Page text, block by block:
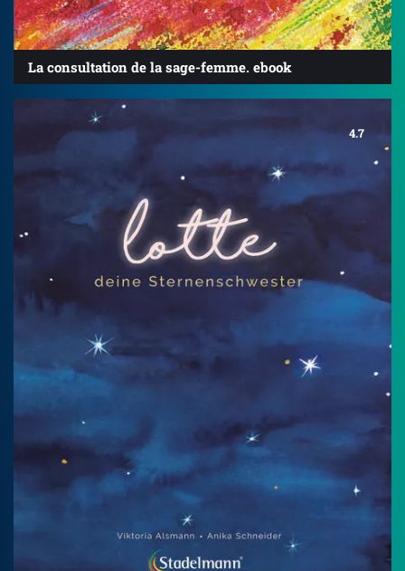
La consultation de la sage-femme. ebook
4.7